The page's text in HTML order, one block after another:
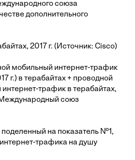
союза
дополнительного
2017 г. (Источник: Cisco)
мобильный интернет-трафик
г.) в терабайтах + проводной
трафик в терабайтах,
союз
на показатель №1,
трафика на душу